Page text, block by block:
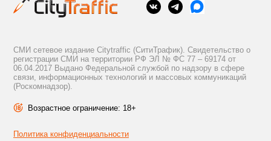
СМИ сетевое издание Citytraffic (СитиТрафик). Свидетельство о
регистрации СМИ на территории РФ ЭЛ № ФС 77 – 69174 от
06.04.2017 Выдано Федеральной службой по надзору в сфере
связи, информационных технологий и массовых коммуникаций
(Роскомнадзор).
Возрастное ограничение: 18+
Политика конфиденциальности